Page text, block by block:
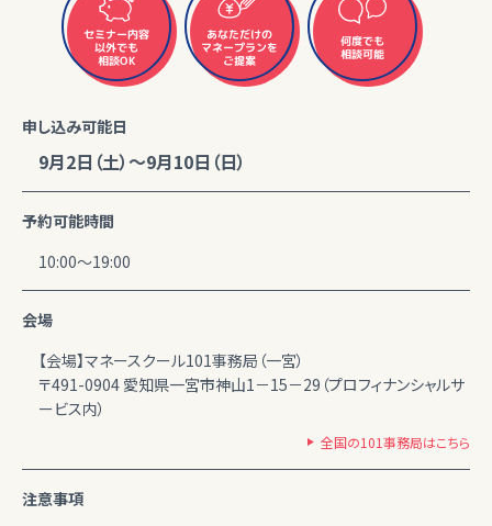
セミナー内容
以外でも
相談OK
あなただけの
マネープランを
ご提案
何度でも
相談可能
申し込み可能日
9月2日（土）～9月10日（日）
予約可能時間
10:00～19:00
会場
【会場】マネースクール101事務局（一宮）
〒491-0904 愛知県一宮市神山1－15－29（プロフィナンシャルサ
ービス内）
全国の101事務局はこちら
注意事項